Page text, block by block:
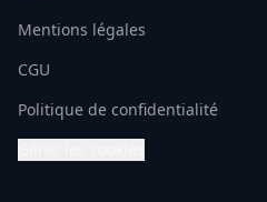
Mentions légales
CGU
Politique de confidentialité